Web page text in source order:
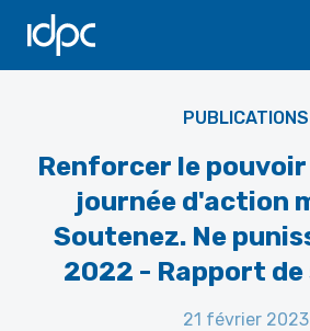
IDPC
PUBLICATIONS
Renforcer le
journée d'action
Soutenez. Ne
2022 - Rapport de
21 février 2023